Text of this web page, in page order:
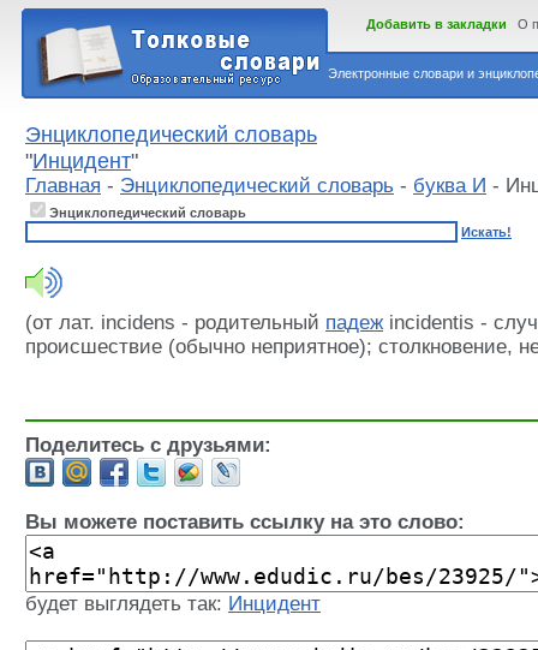
Электронные словари и
Добавить в закладки О
Энциклопедический словарь
"Инцидент"
Главная - Энциклопедический словарь - буква И -
Энциклопедический словарь
Искать!
(от лат. incidens - родительный падеж incidentis -
происшествие (обычно неприятное); столкновение,
Поделитесь с друзьями:
Вы можете поставить ссылку на это слово:
будет выглядеть так: Инцидент